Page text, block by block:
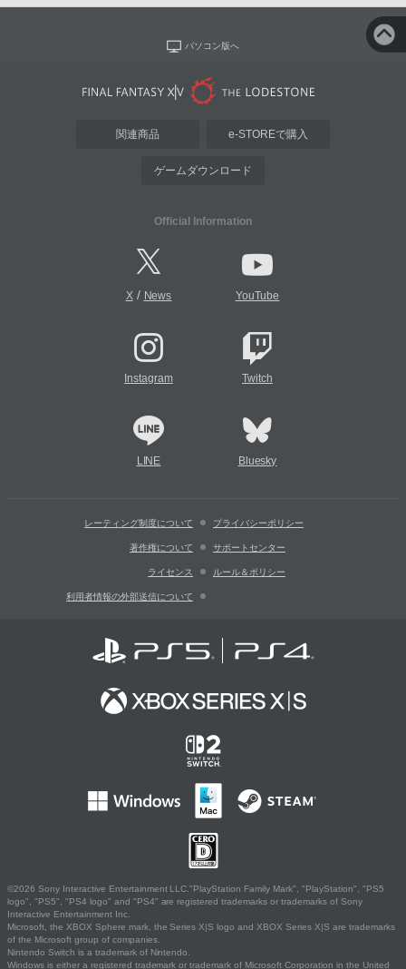
パソコン版へ
関連商品 e-STOREで購入
ゲームダウンロード
Official Information
X/ News YouTube
Instagram Twitch
LINE Bluesky
レーティング制度について プライバシーポリシー
著作権について サポートセンター
ライセンス ルール＆ポリシー
利用者情報の外部送信について
©2026 Sony Interactive Entertainment LLC."PlayStation Family Mark", "PlayStation", "PS5
logo", "PS5", "PS4 logo" and "PS4" are registered trademarks or trademarks of Sony
Interactive Entertainment Inc.
Microsoft, the XBOX Sphere mark, the Series X|S logo and XBOX Series X|S are trademarks
of the Microsoft group of companies.
Nintendo Switch is a trademark of Nintendo.
Windows is either a registered trademark or trademark of Microsoft Corporation in the United